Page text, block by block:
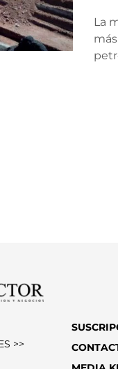
La
>>